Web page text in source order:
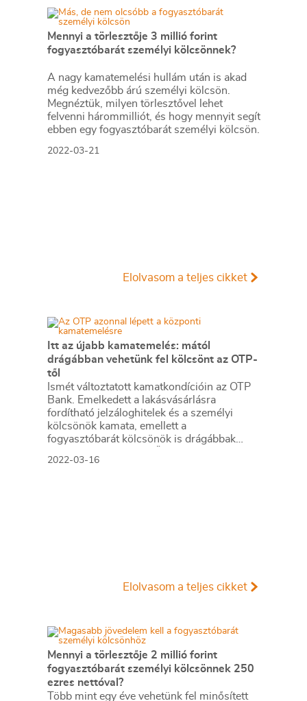
Mennyi a törlesztője 3 millió forint
fogyasztóbarát személyi kölcsönnek?
A nagy kamatemelési hullám után is akad
még kedvezőbb árú személyi kölcsön.
Megnéztük, milyen törlesztővel lehet
felvenni hárommilliót, és hogy mennyit segít
ebben egy fogyasztóbarát személyi kölcsön.
2022-03-21
Elolvasom a teljes cikket
Itt az újabb kamatemelés: mától
drágábban vehetünk fel kölcsönt az OTP-
től
Ismét változtatott kamatkondícióin az OTP
Bank. Emelkedett a lakásvásárlásra
fordítható jelzáloghitelek és a személyi
kölcsönök kamata, emellett a
fogyasztóbarát kölcsönök is drágábbak
fontosabb változásokat.
2022-03-16
Elolvasom a teljes cikket
Mennyi a törlesztője 2 millió forint
fogyasztóbarát személyi kölcsönnek 250
ezres nettóval?
Több mint egy éve vehetünk fel minősített